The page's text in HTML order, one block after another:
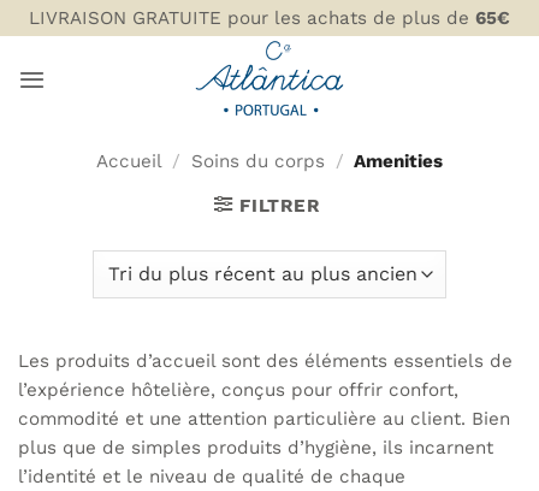
Passer
au
contenu
LIVRAISON GRATUITE pour les achats de plus de 65€
Accueil / Soins du corps / Amenities
FILTRER
Les produits d’accueil sont des éléments essentiels de
l’expérience hôtelière, conçus pour offrir confort,
commodité et une attention particulière au client. Bien
plus que de simples produits d’hygiène, ils incarnent
l’identité et le niveau de qualité de chaque